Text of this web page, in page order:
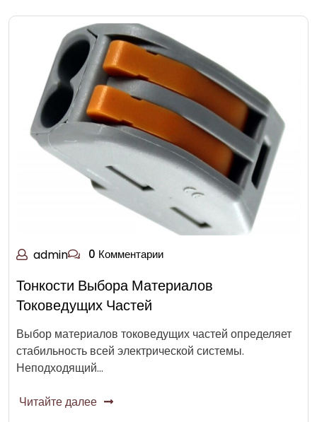
admin 0 Комментарии
Тонкости Выбора Материалов
Токоведущих Частей
Выбор материалов токоведущих частей определяет
стабильность всей электрической системы.
Неподходящий…
Читайте далее